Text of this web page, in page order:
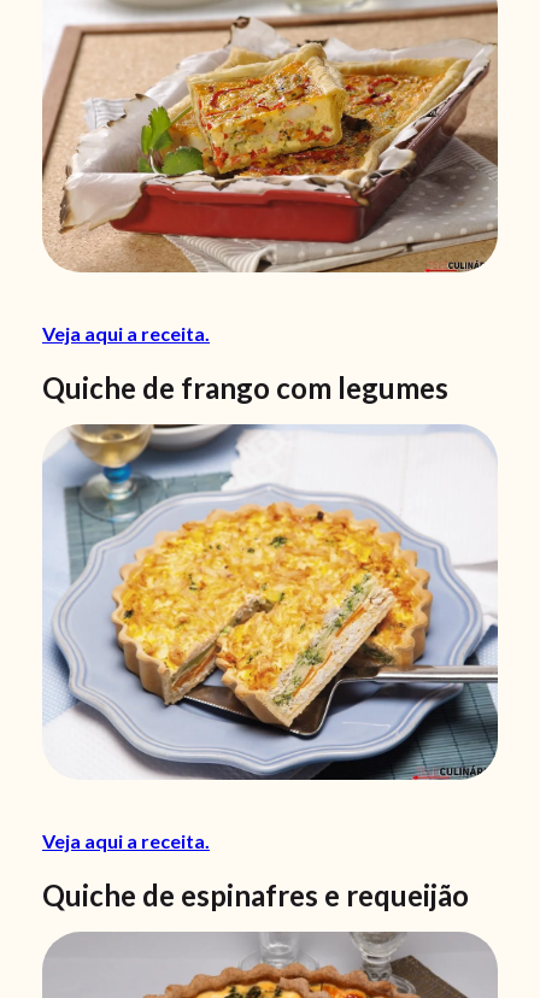
Veja aqui a receita.
Quiche de frango com legumes
Veja aqui a receita.
Quiche de espinafres e requeijão